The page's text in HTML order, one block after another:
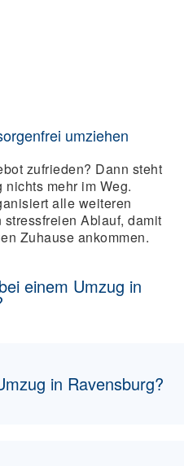
umziehen
zufrieden? Dann steht
mehr im Weg.
alle weiteren
Ablauf, damit
Zuhause ankommen.
einem Umzug in
in Ravensburg?